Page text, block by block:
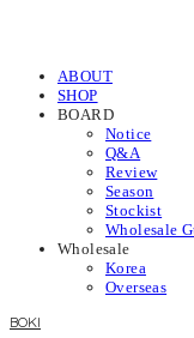
ABOUT
SHOP
BOARD
Notice
Q&A
Review
Season
Stockist
Wholesale
Wholesale
Korea
Overseas
BOKI